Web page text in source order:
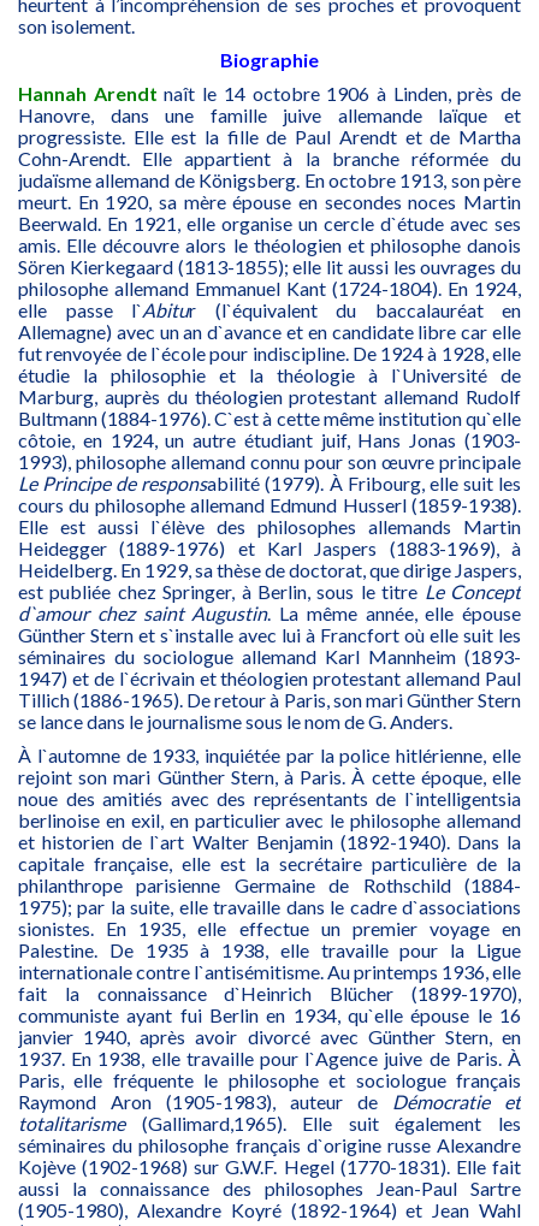
son isolement.
Biographie
Hannah Arendt naît le 14 octobre 1906 à Linden, près de
Hanovre, dans une famille juive allemande laïque et
progressiste. Elle est la fille de Paul Arendt et de Martha
Cohn-Arendt. Elle appartient à la branche réformée du
judaïsme allemand de Königsberg. En octobre 1913, son père
meurt. En 1920, sa mère épouse en secondes noces Martin
Beerwald. En 1921, elle organise un cercle d`étude avec ses
amis. Elle découvre alors le théologien et philosophe danois
Sören Kierkegaard (1813-1855); elle lit aussi les ouvrages du
philosophe allemand Emmanuel Kant (1724-1804). En 1924,
elle passe l`Abitur (l`équivalent du baccalauréat en
Allemagne) avec un an d`avance et en candidate libre car elle
fut renvoyée de l`école pour indiscipline. De 1924 à 1928, elle
étudie la philosophie et la théologie à l`Université de
Marburg, auprès du théologien protestant allemand Rudolf
Bultmann (1884-1976). C`est à cette même institution qu`elle
côtoie, en 1924, un autre étudiant juif, Hans Jonas (1903-
1993), philosophe allemand connu pour son œuvre principale
Le Principe de responsabilité (1979). À Fribourg, elle suit les
cours du philosophe allemand Edmund Husserl (1859-1938).
Elle est aussi l`élève des philosophes allemands Martin
Heidegger (1889-1976) et Karl Jaspers (1883-1969), à
Heidelberg. En 1929, sa thèse de doctorat, que dirige Jaspers,
est publiée chez Springer, à Berlin, sous le titre Le Concept
d`amour chez saint Augustin. La même année, elle épouse
Günther Stern et s`installe avec lui à Francfort où elle suit les
séminaires du sociologue allemand Karl Mannheim (1893-
1947) et de l`écrivain et théologien protestant allemand Paul
Tillich (1886-1965). De retour à Paris, son mari Günther Stern
se lance dans le journalisme sous le nom de G. Anders.
À l`automne de 1933, inquiétée par la police hitlérienne, elle
rejoint son mari Günther Stern, à Paris. À cette époque, elle
noue des amitiés avec des représentants de l`intelligentsia
berlinoise en exil, en particulier avec le philosophe allemand
et historien de l`art Walter Benjamin (1892-1940). Dans la
capitale française, elle est la secrétaire particulière de la
philanthrope parisienne Germaine de Rothschild (1884-
1975); par la suite, elle travaille dans le cadre d`associations
sionistes. En 1935, elle effectue un premier voyage en
Palestine. De 1935 à 1938, elle travaille pour la Ligue
internationale contre l`antisémitisme. Au printemps 1936, elle
fait la connaissance d`Heinrich Blücher (1899-1970),
communiste ayant fui Berlin en 1934, qu`elle épouse le 16
janvier 1940, après avoir divorcé avec Günther Stern, en
1937. En 1938, elle travaille pour l`Agence juive de Paris. À
Paris, elle fréquente le philosophe et sociologue français
Raymond Aron (1905-1983), auteur de Démocratie et
totalitarisme(Gallimard,1965). Elle suit également les
séminaires du philosophe français d`origine russe Alexandre
Kojève (1902-1968) sur G.W.F. Hegel (1770-1831). Elle fait
aussi la connaissance des philosophes Jean-Paul Sartre
(1905-1980), Alexandre Koyré (1892-1964) et Jean Wahl